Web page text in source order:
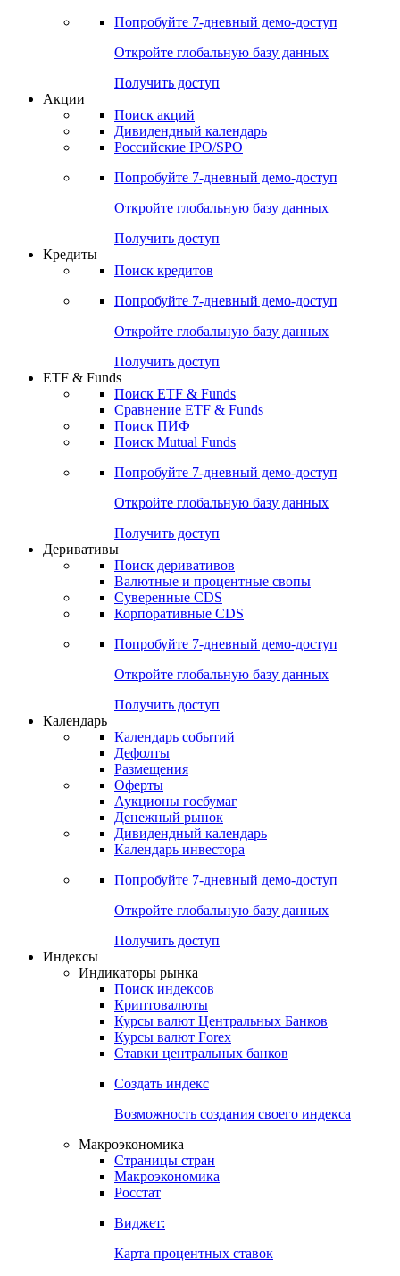
Попробуйте 7-дневный демо-доступ
Откройте глобальную базу данных
Получить доступ
Акции
Поиск акций
Дивидендный календарь
Российские IPO/SPO
Попробуйте 7-дневный демо-доступ
Откройте глобальную базу данных
Получить доступ
Кредиты
Поиск кредитов
Попробуйте 7-дневный демо-доступ
Откройте глобальную базу данных
Получить доступ
ETF & Funds
Поиск ETF & Funds
Сравнение ETF & Funds
Поиск ПИФ
Поиск Mutual Funds
Попробуйте 7-дневный демо-доступ
Откройте глобальную базу данных
Получить доступ
Деривативы
Поиск деривативов
Валютные и процентные свопы
Суверенные CDS
Корпоративные CDS
Попробуйте 7-дневный демо-доступ
Откройте глобальную базу данных
Получить доступ
Календарь
Календарь событий
Дефолты
Размещения
Оферты
Аукционы госбумаг
Денежный рынок
Дивидендный календарь
Календарь инвестора
Попробуйте 7-дневный демо-доступ
Откройте глобальную базу данных
Получить доступ
Индексы
Индикаторы рынка
Поиск индексов
Криптовалюты
Курсы валют Центральных Банков
Курсы валют Forex
Ставки центральных банков
Создать индекс
Возможность создания своего индекса
Макроэкономика
Страницы стран
Макроэкономика
Росстат
Виджет:
Карта процентных ставок